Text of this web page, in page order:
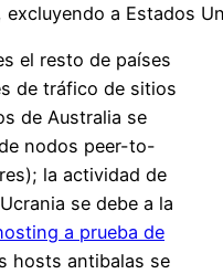
a Estados
el resto de países
de tráfico de sitios
de Australia se
nodos peer-to-
la actividad de
se debe a la
a prueba de
hosts antibalas se